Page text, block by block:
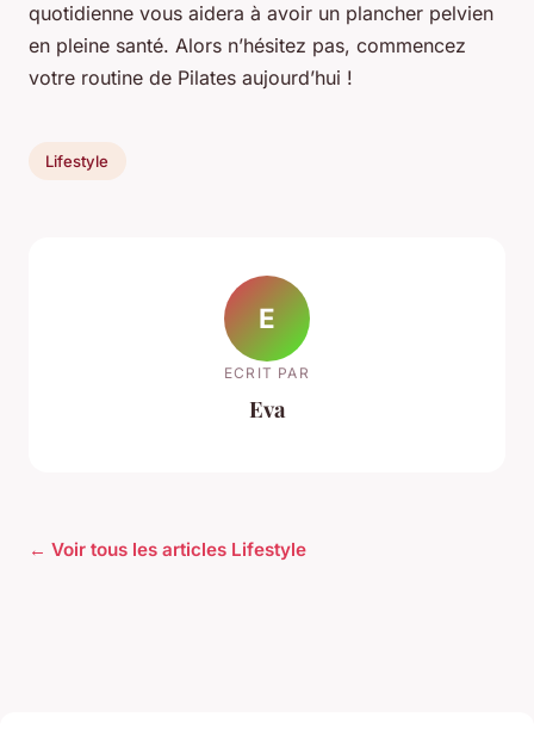
quotidienne vous aidera à avoir un plancher pelvien
en pleine santé. Alors n’hésitez pas, commencez
votre routine de Pilates aujourd’hui !
Lifestyle
E
ECRIT PAR
Eva
← Voir tous les articles Lifestyle